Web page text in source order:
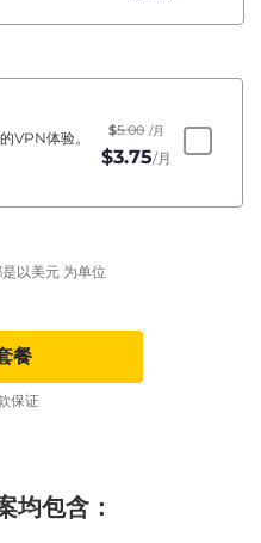
VPN体验。
$5.00 /月
$3.75/月
以美元 为单位
餐
保证
均包含：